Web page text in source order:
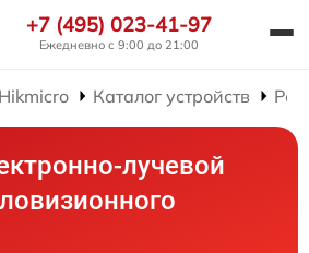
+7 (495) 023-41-97
Ежедневно с 9:00 до 21:00
Каталог устройств
лучевой